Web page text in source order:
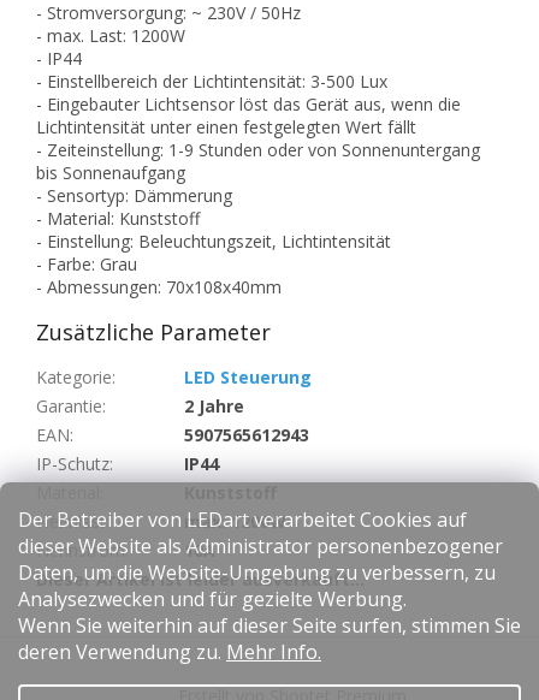
Der Betreiber von LEDart verarbeitet Cookies auf
dieser Website als Administrator personenbezogener
Daten, um die Website-Umgebung zu verbessern, zu
Analysezwecken und für gezielte Werbung.
Wenn Sie weiterhin auf dieser Seite surfen, stimmen Sie
deren Verwendung zu. Mehr Info.
- Stromversorgung: ~ 230V / 50Hz
- max. Last: 1200W
- IP44
- Einstellbereich der Lichtintensität: 3-500 Lux
- Eingebauter Lichtsensor löst das Gerät aus, wenn die
Lichtintensität unter einen festgelegten Wert fällt
- Zeiteinstellung: 1-9 Stunden oder von Sonnenuntergang
bis Sonnenaufgang
- Sensortyp: Dämmerung
- Material: Kunststoff
- Einstellung: Beleuchtungszeit, Lichtintensität
- Farbe: Grau
- Abmessungen: 70x108x40mm
Zusätzliche Parameter
Kategorie:
LED Steuerung
Garantie:
2 Jahre
EAN:
5907565612943
IP-Schutz:
IP44
Nennlast:
max. 1200W
Nennstrom:
10A
Dieser Artikel ist leider ausverkauft…